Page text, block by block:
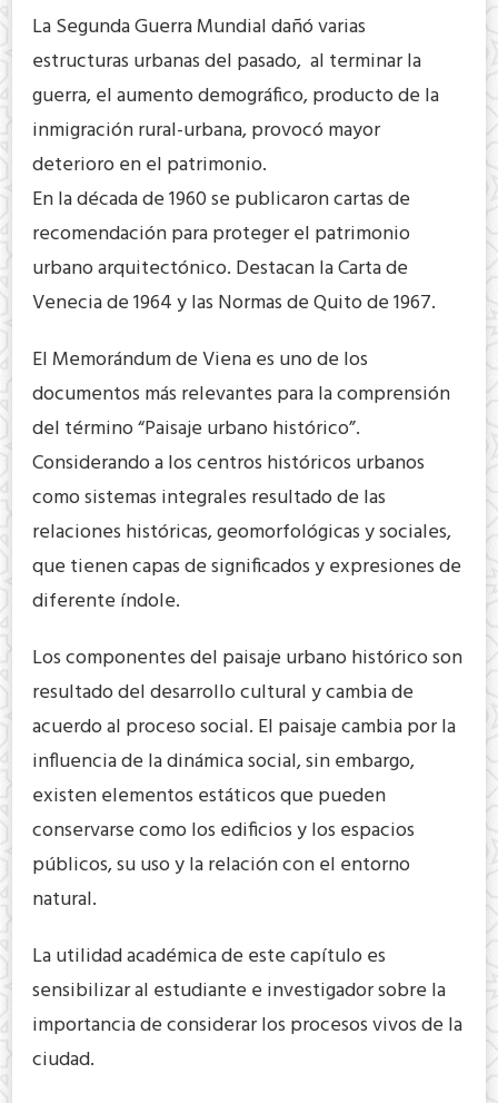
La Segunda Guerra Mundial dañó varias
estructuras urbanas del pasado, al terminar la
guerra, el aumento demográfico, producto de la
inmigración rural-urbana, provocó mayor
deterioro en el patrimonio.
En la década de 1960 se publicaron cartas de
recomendación para proteger el patrimonio
urbano arquitectónico. Destacan la Carta de
Venecia de 1964 y las Normas de Quito de 1967.
El Memorándum de Viena es uno de los
documentos más relevantes para la comprensión
del término “Paisaje urbano histórico”.
Considerando a los centros históricos urbanos
como sistemas integrales resultado de las
relaciones históricas, geomorfológicas y sociales,
que tienen capas de significados y expresiones de
diferente índole.
Los componentes del paisaje urbano histórico son
resultado del desarrollo cultural y cambia de
acuerdo al proceso social. El paisaje cambia por la
influencia de la dinámica social, sin embargo,
existen elementos estáticos que pueden
conservarse como los edificios y los espacios
públicos, su uso y la relación con el entorno
natural.
La utilidad académica de este capítulo es
sensibilizar al estudiante e investigador sobre la
importancia de considerar los procesos vivos de la
ciudad.